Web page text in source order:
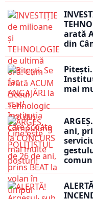
arată
din
Pitești.
mai
ani,